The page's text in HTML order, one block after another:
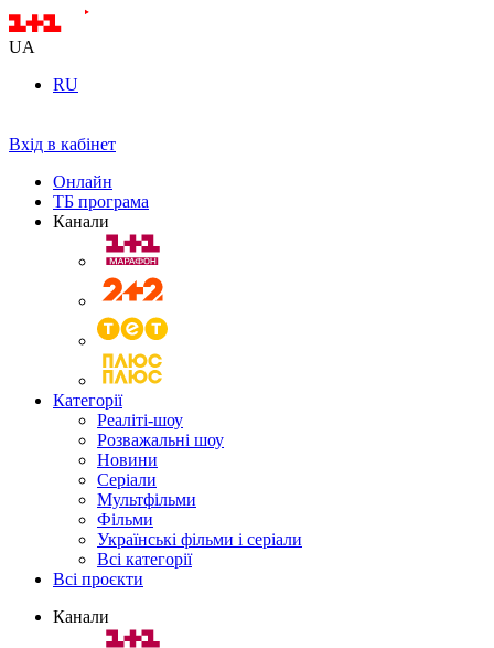
UA
RU
Вхід в кабінет
Онлайн
ТБ програма
Канали
Категорії
Реаліті-шоу
Розважальні шоу
Новини
Серіали
Мультфільми
Фільми
Українські фільми і серіали
Всі категорії
Всі проєкти
Канали